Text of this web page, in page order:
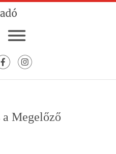
a Megelőző